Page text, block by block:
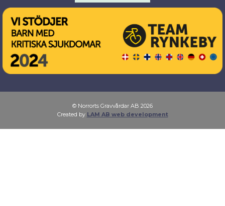
© Norrorts Gravvårdar AB 2026
Created by LAM AB web development